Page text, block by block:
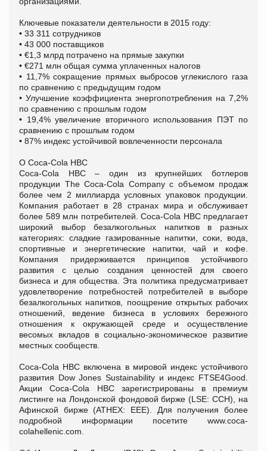
Ключевые показатели деятельности в 2015 году:
• 33 311 сотрудников
• 43 000 поставщиков
• €1,3 млрд потрачено на прямые закупки
• €271 млн общая сумма уплаченных налогов
• 11,7% сокращение прямых выбросов углекислого газа
по сравнению с предыдущим годом
• Улучшение коэффициента энергопотребления на 7,2%
по сравнению с прошлым годом
• 19,4% увеличение вторичного использования ПЭТ по
сравнению с прошлым годом
• 87% индекс устойчивой вовлеченности персонала
О Coca-Cola HBC
Coca-Cola HBC – один из крупнейших ботлеров
продукции The Coca-Cola Company с объемом продаж
более чем 2 миллиарда условных упаковок продукции.
Компания работает в 28 странах мира и обслуживает
более 589 млн потребителей. Coca-Cola HBC предлагает
широкий выбор безалкогольных напитков в разных
категориях: сладкие газированные напитки, соки, вода,
спортивные и энергетические напитки, чай и кофе.
Компания придерживается принципов устойчивого
развития с целью создания ценностей для своего
бизнеса и для общества. Эта политика предусматривает
удовлетворение потребностей потребителей в выборе
безалкогольных напитков, поощрение открытых рабочих
отношений, ведение бизнеса в условиях бережного
отношения к окружающей среде и осуществление
весомых вкладов в социально-экономическое развитие
местных сообществ.
Coca-Cola HBC включена в мировой индекс устойчивого
развития Dow Jones Sustainability и индекс FTSE4Good.
Акции Coca-Cola HBC зарегистрированы в премиум
листинге на Лондонской фондовой бирже (LSE: CCH), на
Афинской бирже (ATHEX: EEE). Для получения более
подробной информации посетите www.coca-
colahellenic.com.